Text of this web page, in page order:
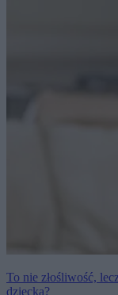
To nie złośliwość,
dziecka?